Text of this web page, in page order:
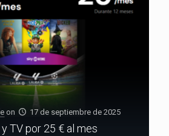
on 17 de septiembre de 2025
TV por 25 € al mes